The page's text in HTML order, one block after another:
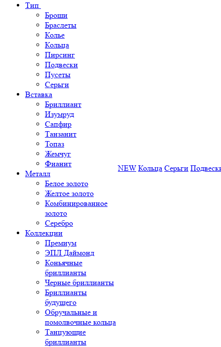
Тип
Броши
Браслеты
Колье
Кольца
Пирсинг
Подвески
Пусеты
Серьги
Вставка
Бриллиант
Изумруд
Сапфир
Танзанит
Топаз
Жемчуг
Фианит
Металл
Белое золото
Желтое золото
Комбинированное
золото
Серебро
Коллекции
Премиум
ЭПЛ Даймонд
Коньячные
бриллианты
Черные бриллианты
Бриллианты
будущего
Обручальные и
помолвочные кольца
Танцующие
бриллианты
NEW Кольца Серьги